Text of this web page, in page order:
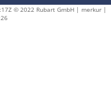
© 2022 Rubart GmbH | merkur |